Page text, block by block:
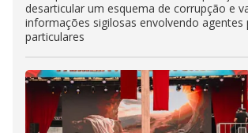
desarticular um esquema de corrupção e
informações sigilosas envolvendo agentes
particulares